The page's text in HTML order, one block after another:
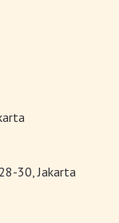
30, Jakarta